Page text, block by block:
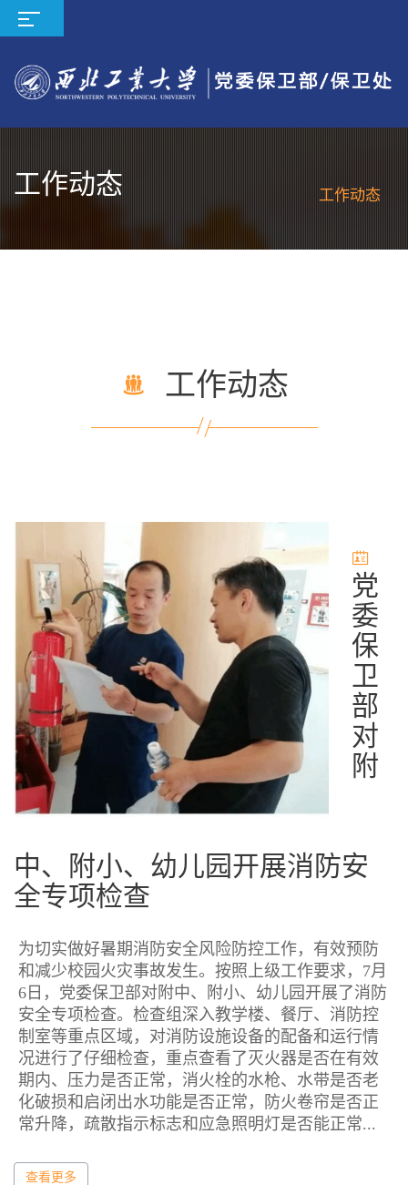
工作动态 工作动态
工作动态
党
委
保
卫
部
对
附
中、附小、幼儿园开展消防安
全专项检查
为切实做好暑期消防安全风险防控工作，有效预防
和减少校园火灾事故发生。按照上级工作要求，7月
6日，党委保卫部对附中、附小、幼儿园开展了消防
安全专项检查。检查组深入教学楼、餐厅、消防控
制室等重点区域，对消防设施设备的配备和运行情
况进行了仔细检查，重点查看了灭火器是否在有效
期内、压力是否正常，消火栓的水枪、水带是否老
化破损和启闭出水功能是否正常，防火卷帘是否正
常升降，疏散指示标志和应急照明灯是否能正常...
查看更多